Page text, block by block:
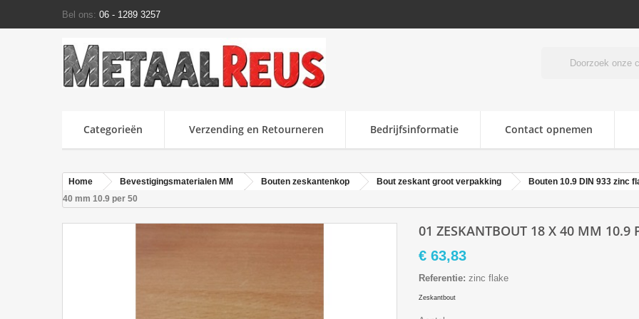
Bel ons: 06 - 1289 3257
Categorieën Verzending en Retourneren Bedrijfsinformatie Contact opnemen
Home Bevestigingsmaterialen MM Bouten zeskantenkop Bout zeskant groot verpakking Bouten 10.9 DIN 933 zinc
40 mm 10.9 per 50
01 ZESKANTBOUT 18 X 40 MM 10.9
€ 63,83
Referentie: zinc flake
Zeskantbout